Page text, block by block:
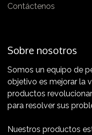
Empieza
Contáctenos
Sobre nosotros
Somos un equipo de
objetivo es mejorar la
productos
para resolver sus
Nuestros productos